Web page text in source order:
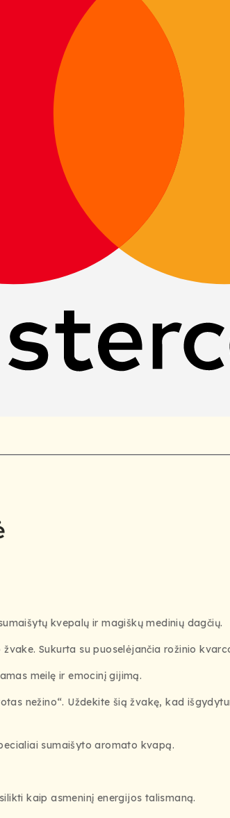
kvepalų ir magiškų medinių dagčių.
Sukurta su puoselėjančia rožinio
meilę ir emocinį gijimą.
nežino“. Uždekite šią žvakę, kad
sumaišyto aromato kvapą.
kaip asmeninį energijos talismaną.